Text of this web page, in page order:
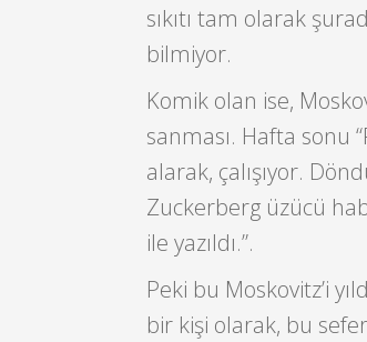
sıkıtı tam olarak
bilmiyor.
Komik olan ise,
sanması. Hafta sonu
alarak, çalışıyor.
Zuckerberg üzücü
ile yazıldı.”.
Peki bu Moskovitz’i
bir kişi olarak, bu